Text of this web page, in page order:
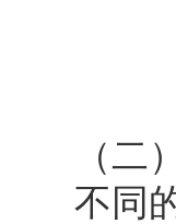
（二）
不同的